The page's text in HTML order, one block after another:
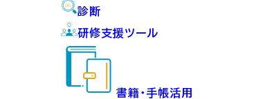
診断
研修支援ツール
書籍・手帳活用